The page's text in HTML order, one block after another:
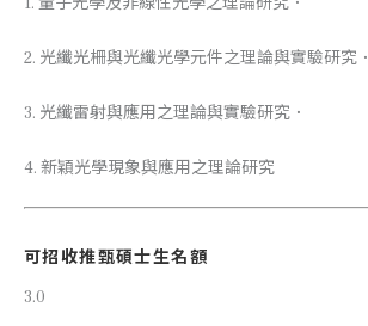
2. 光纖光柵與光纖光學元件之理論與實驗研究．
3. 光纖雷射與應用之理論與實驗研究．
4. 新穎光學現象與應用之理論研究
可招收推甄碩士生名額
3.0